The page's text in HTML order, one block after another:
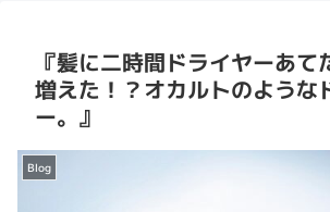
『髪に二時間ドライヤーあて
増えた！？オカルトのような
ー。』
Blog